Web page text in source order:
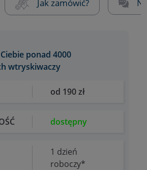
Jak zamówić?
ponad 4000
wtryskiwaczy
od 190 zł
dostępny
1 dzień
roboczy*